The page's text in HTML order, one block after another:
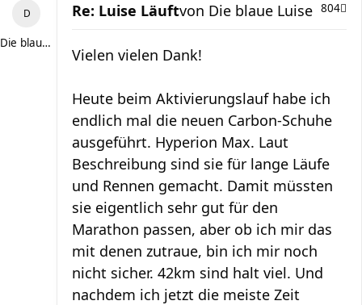
Die blaue Luise
Re: Luise Läuft 804
von Die blaue Luise
Vielen vielen Dank!
Heute beim Aktivierungslauf habe ich
endlich mal die neuen Carbon-Schuhe
ausgeführt. Hyperion Max. Laut
Beschreibung sind sie für lange Läufe
und Rennen gemacht. Damit müssten
sie eigentlich sehr gut für den
Marathon passen, aber ob ich mir das
mit denen zutraue, bin ich mir noch
nicht sicher. 42km sind halt viel. Und
nachdem ich jetzt die meiste Zeit